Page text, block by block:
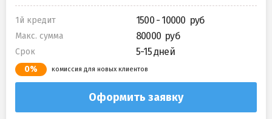
1й кредит 1500 - 10000
Макс. сумма 80000
Срок 5-15 дней
0% комиссия для новых клиентов
Оформить заявку